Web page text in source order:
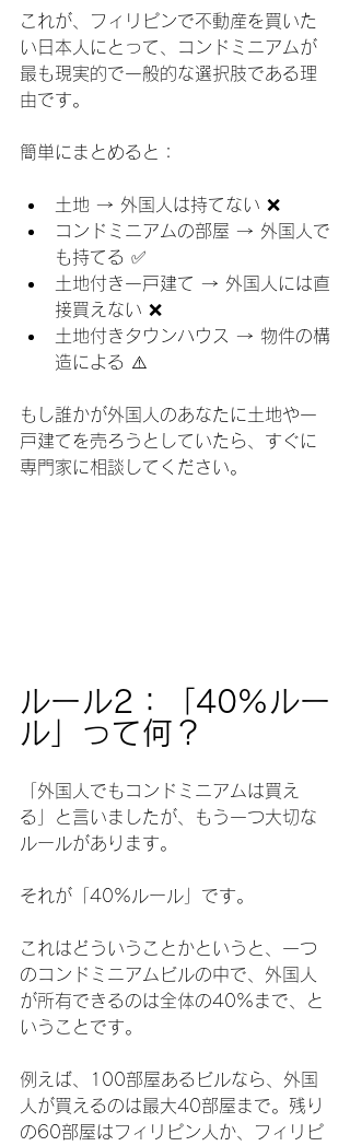
これが、フィリピンで不動産を買いた
い日本人にとって、コンドミニアムが
最も現実的で一般的な選択肢である理
由です。
簡単にまとめると：
土地 → 外国人は持てない ❌
コンドミニアムの部屋 → 外国人で
も持てる ✅
土地付き一戸建て → 外国人には直
接買えない ❌
土地付きタウンハウス → 物件の構
造による ⚠️
もし誰かが外国人のあなたに土地や一
戸建てを売ろうとしていたら、すぐに
専門家に相談してください。
ルール2：「40%ルー
ル」って何？
「外国人でもコンドミニアムは買え
る」と言いましたが、もう一つ大切な
ルールがあります。
それが「40%ルール」です。
これはどういうことかというと、一つ
のコンドミニアムビルの中で、外国人
が所有できるのは全体の40%まで、と
いうことです。
例えば、100部屋あるビルなら、外国
人が買えるのは最大40部屋まで。残り
の60部屋はフィリピン人か、フィリピ